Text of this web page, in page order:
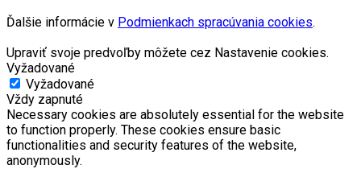
Ďalšie informácie v Podmienkach spracúvania cookies.
Upraviť svoje predvoľby môžete cez Nastavenie cookies.
Vyžadované
Vyžadované
Vždy zapnuté
Necessary cookies are absolutely essential for the website
to function properly. These cookies ensure basic
functionalities and security features of the website,
anonymously.